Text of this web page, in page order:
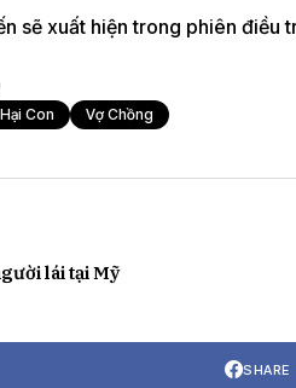
​​sẽ xuất hiện trong phiên điều
Con Vợ Chồng
lái tại Mỹ
SHARE